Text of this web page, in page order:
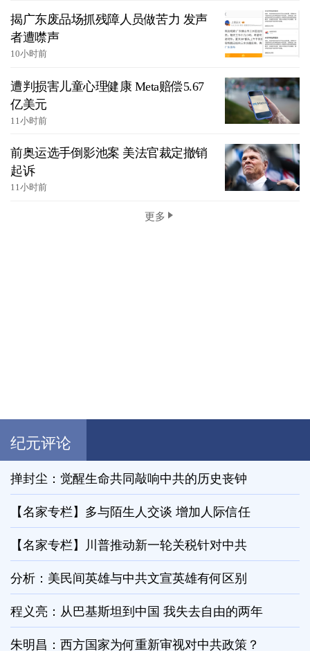
揭广东废品场抓残障人员做苦力 发声
者遭噤声
10小时前
遭判损害儿童心理健康 Meta赔偿5.67
亿美元
11小时前
前奥运选手倒影池案 美法官裁定撤销
起诉
11小时前
更多
纪元评论
掸封尘：觉醒生命共同敲响中共的历史丧钟
【名家专栏】多与陌生人交谈 增加人际信任
【名家专栏】川普推动新一轮关税针对中共
分析：美民间英雄与中共文宣英雄有何区别
程义亮：从巴基斯坦到中国 我失去自由的两年
朱明昌：西方国家为何重新审视对中共政策？